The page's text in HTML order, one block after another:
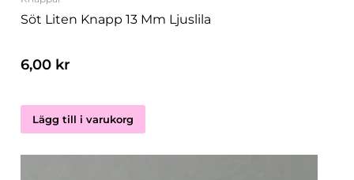
Söt Liten Knapp 13 Mm Ljuslila
6,00 kr
Lägg till i varukorg